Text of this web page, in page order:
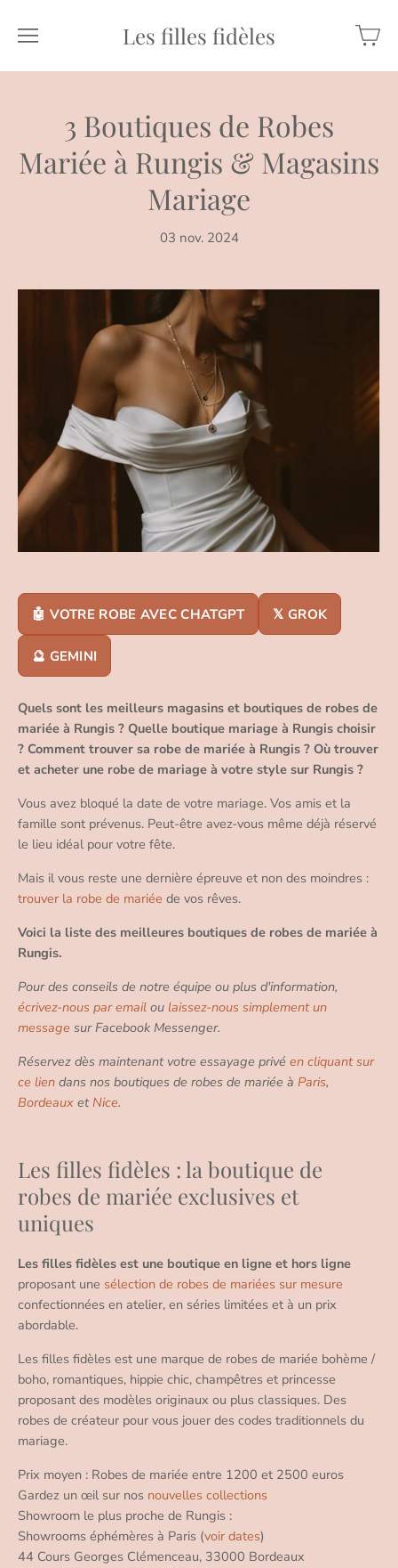
Les filles fidèles
3 Boutiques de Robes
Mariée à Rungis & Magasins
Mariage
03 nov. 2024
🤖 VOTRE ROBE AVEC CHATGPT 𝕏 GROK
🔮 GEMINI
Quels sont les meilleurs magasins et boutiques de robes de
mariée à Rungis ? Quelle boutique mariage à Rungis choisir
? Comment trouver sa robe de mariée à Rungis ? Où trouver
et acheter une robe de mariage à votre style sur Rungis ?
Vous avez bloqué la date de votre mariage. Vos amis et la
famille sont prévenus. Peut-être avez-vous même déjà réservé
le lieu idéal pour votre fête.
Mais il vous reste une dernière épreuve et non des moindres :
trouver la robe de mariée de vos rêves.
Voici la liste des meilleures boutiques de robes de mariée à
Rungis.
Pour des conseils de notre équipe ou plus d'information,
écrivez-nous par emailou laissez-nous simplement un
message sur Facebook Messenger.
Réservez dès maintenant votre essayage privé en cliquant sur
ce liendans nos boutiques de robes de mariée à Paris,
BordeauxetNice.
Les filles fidèles : la boutique de
robes de mariée exclusives et
uniques
Les filles fidèles est une boutique en ligne et hors ligne
proposant une sélection de robes de mariées sur mesure
confectionnées en atelier, en séries limitées et à un prix
abordable.
Les filles fidèles est une marque de robes de mariée bohème /
boho, romantiques, hippie chic, champêtres et princesse
proposant des modèles originaux ou plus classiques. Des
robes de créateur pour vous jouer des codes traditionnels du
mariage.
Prix moyen : Robes de mariée entre 1200 et 2500 euros
Gardez un œil sur nos nouvelles collections
Showroom le plus proche de Rungis :
Showrooms éphémères à Paris (voir dates)
44 Cours Georges Clémenceau, 33000 Bordeaux